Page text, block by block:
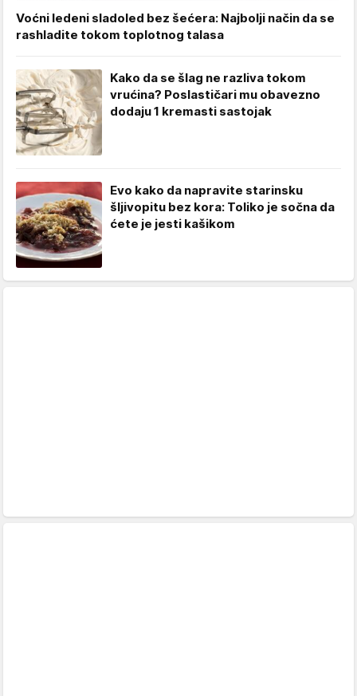
Voćni ledeni sladoled bez šećera: Najbolji način da se
rashladite tokom toplotnog talasa
Kako da se šlag ne razliva tokom
vrućina? Poslastičari mu obavezno
dodaju 1 kremasti sastojak
Evo kako da napravite starinsku
šljivopitu bez kora: Toliko je sočna da
ćete je jesti kašikom